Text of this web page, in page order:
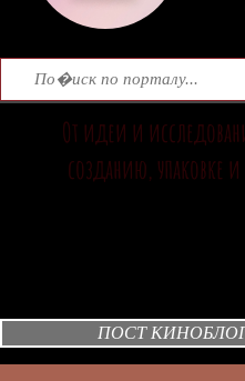
От идеи и
созданию, упаковке и
ПОСТ